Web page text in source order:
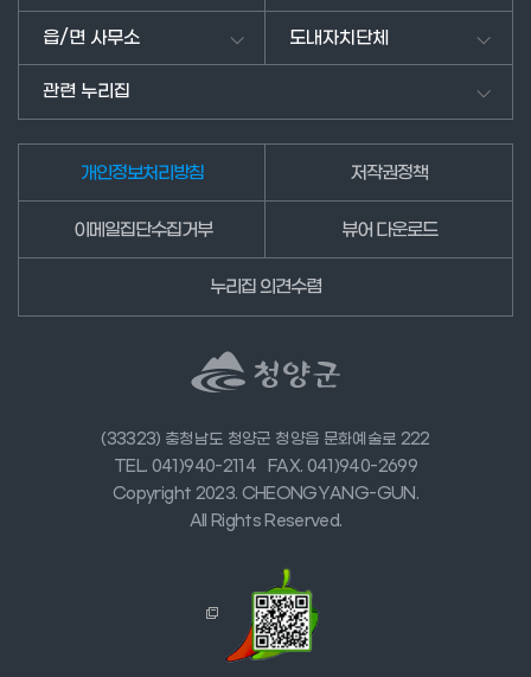
읍/면 사무소 도내자치단체
관련 누리집
개인정보처리방침 저작권정책
이메일집단수집거부 뷰어 다운로드
누리집 의견수렴
(33323) 충청남도 청양군 청양읍 문화예술로 222
TEL. 041)940-2114
FAX. 041)940-2699
Copyright 2023. CHEONGYANG-GUN.
All Rights Reserved.